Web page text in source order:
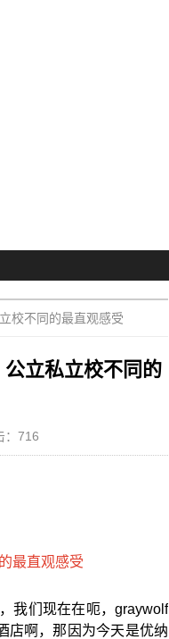
校不同的最直观感受
立私立校不同的
：716
我们现在在呃，graywolf
店啊，那因为今天是优纳